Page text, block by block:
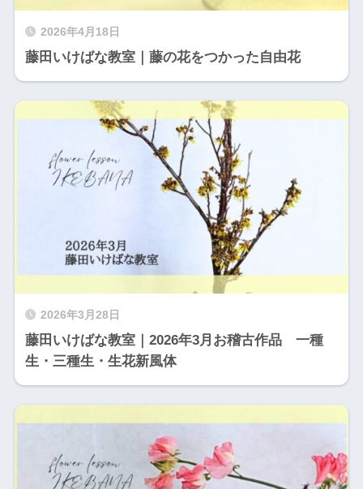
2026年4月18日
藤田いけばな教室｜藤の花をつかった自由花
2026年3月28日
藤田いけばな教室｜2026年3月お稽古作品 一種
生・三種生・生花新風体